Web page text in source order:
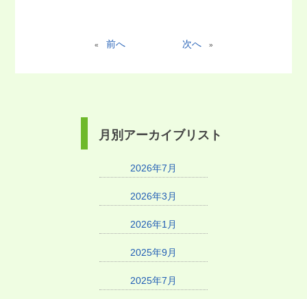
« 前へ 次へ »
月別アーカイブリスト
2026年7月
2026年3月
2026年1月
2025年9月
2025年7月